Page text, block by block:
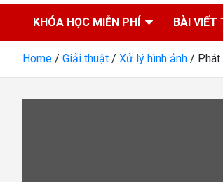
KHÓA HỌC MIỄN PHÍ BÀI VIẾT
Home Giải thuật Xử lý hình ảnh